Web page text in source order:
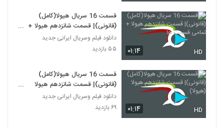
۰۱:۱۴ HD
قسمت 16 سریال هیولا(کامل)
(قانونی)| قسمت شانزدهم هیولا +
تمامی قسمت ها
دانلود فیلم وسریال ایرانی جدید
۵۵ بازدید
۰۱:۱۴ HD
قسمت 16 سریال هیولا(کامل)
(قانونی)| قسمت شانزدهم هیولا
(هیولا)
دانلود فیلم وسریال ایرانی جدید
۶۹ بازدید